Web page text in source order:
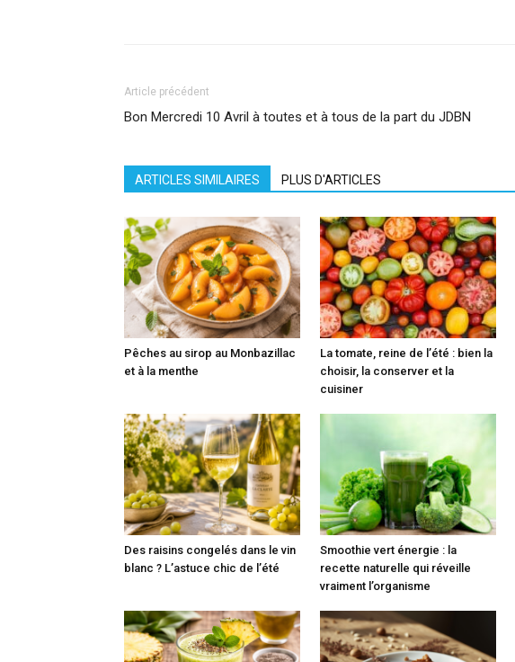
Article précédent
Bon Mercredi 10 Avril à toutes et à tous de la part du JDBN
ARTICLES SIMILAIRES PLUS D'ARTICLES
Pêches au sirop au Monbazillac
et à la menthe
La tomate, reine de l’été : bien la
choisir, la conserver et la
cuisiner
Des raisins congelés dans le vin
blanc ? L’astuce chic de l’été
Smoothie vert énergie : la
recette naturelle qui réveille
vraiment l’organisme